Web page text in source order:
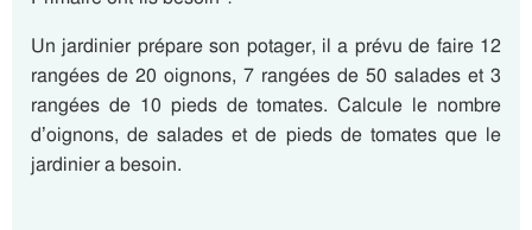
Un jardinier prépare son potager, il a prévu de faire 12
rangées de 20 oignons, 7 rangées de 50 salades et 3
rangées de 10 pieds de tomates. Calcule le nombre
d’oignons, de salades et de pieds de tomates que le
jardinier a besoin.